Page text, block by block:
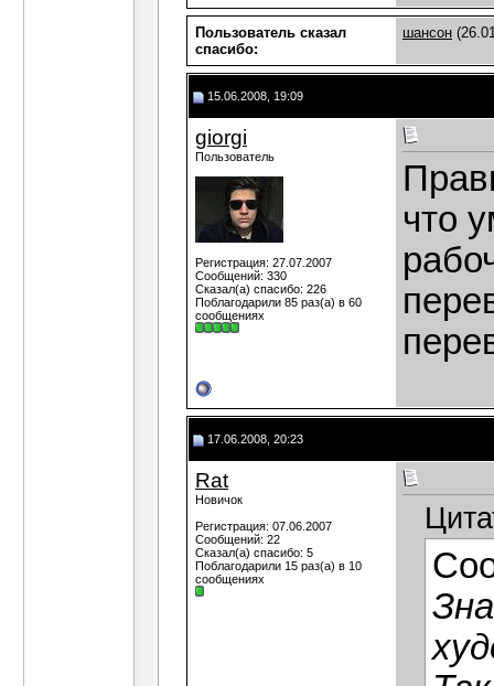
Пользователь сказал
cпасибо:
шансон
15.06.2008, 19:09
giorgi
Пользователь
Регистрация: 27.07.2007
Сообщений: 330
Сказал(а) спасибо: 226
Поблагодарили 85 раз(а) в 60
сообщениях
что
17.06.2008, 20:23
Rat
Новичок
Регистрация: 07.06.2007
Сообщений: 22
Сказал(а) спасибо: 5
Поблагодарили 15 раз(а) в 10
сообщениях